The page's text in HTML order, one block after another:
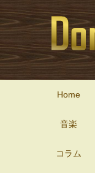
Home
音楽
コラム